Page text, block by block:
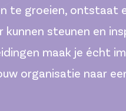
te groeien, ontstaat
steunen en
maak je écht
organisatie naar